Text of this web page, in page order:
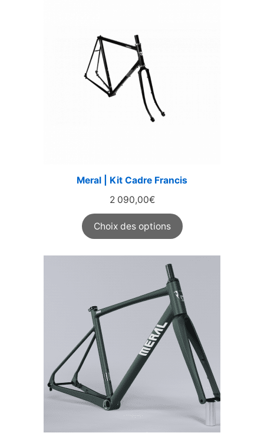
Meral | Kit Cadre Francis
2 090,00€
Choix des options